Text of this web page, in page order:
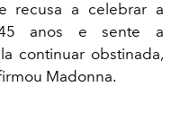
recusa a celebrar a
anos e sente a
continuar obstinada,
Madonna.